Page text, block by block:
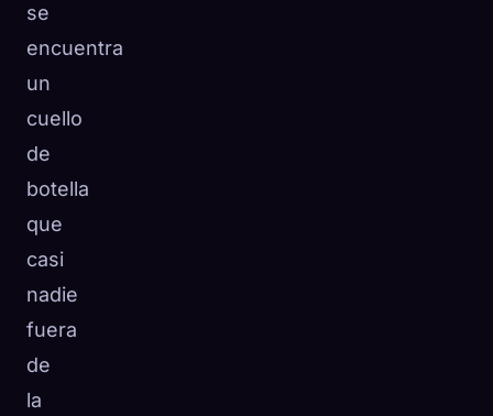
se
encuentra
un
cuello
de
botella
que
casi
nadie
fuera
de
la